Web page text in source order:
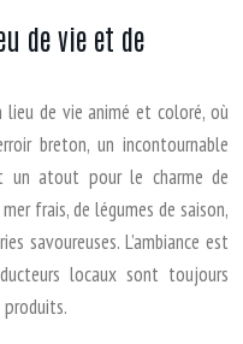
de vie et de
lieu de vie animé et coloré, où
breton, un incontournable
un atout pour le charme de
frais, de légumes de saison,
savoureuses. L’ambiance est
locaux sont toujours